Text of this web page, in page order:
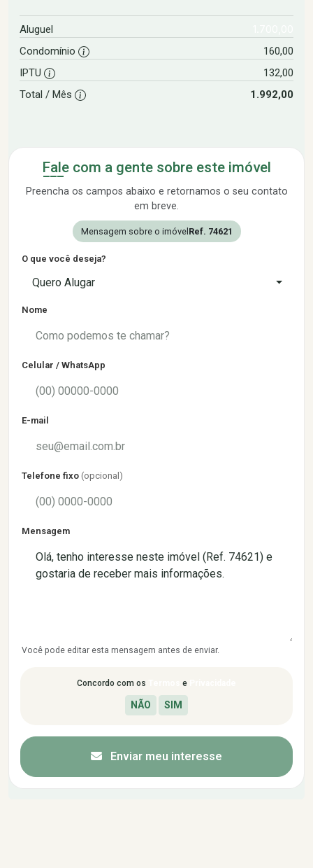
Aluguel
Condomínio
160,00
IPTU
132,00
Total / Mês
1.992,00
Fale com a gente sobre este imóvel
Preencha os campos abaixo e retornamos o seu contato
em breve.
Mensagem sobre o imóvel Ref. 74621
O que você deseja?
Quero Alugar
Nome
Celular / WhatsApp
E-mail
Telefone fixo (opcional)
Mensagem
Você pode editar esta mensagem antes de enviar.
Concordo com os e
Enviar meu interesse